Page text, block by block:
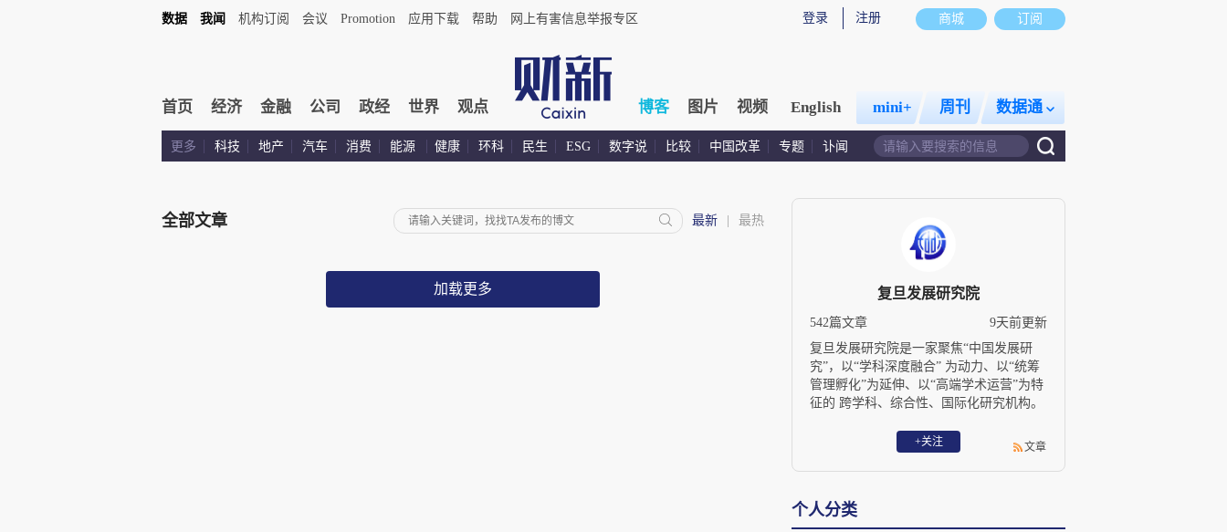
商城 订阅
登录 注册
数据 我闻 机构订阅 会议 Promotion 应用下载 帮助 网上有害信息举报专区
首页 经济 金融 公司 政经 世界 观点 博客 图片 视频 English mini+ 周刊 数据通
更多 科技 地产 汽车 消费 能源 健康 环科 民生 ESG 数字说 比较 中国改革 专题 讣闻
全部文章 最新 最热
加载更多 复旦发展研究院
542篇文章
9天前更新
复旦发展研究院是一家聚焦“中国发展研
究”，以“学科深度融合” 为动力、以“统筹
管理孵化”为延伸、以“高端学术运营”为特
征的 跨学科、综合性、国际化研究机构。
库之一，也是 “中国十大影响力智库”。
+关注 文章
个人分类